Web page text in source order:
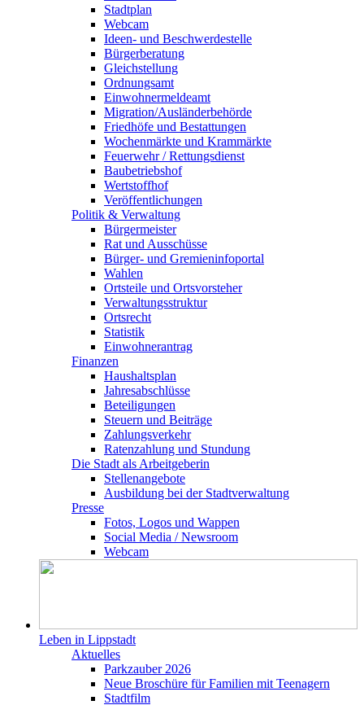
Stadtplan
Webcam
Ideen- und Beschwerdestelle
Bürgerberatung
Gleichstellung
Ordnungsamt
Einwohnermeldeamt
Migration/Ausländerbehörde
Friedhöfe und Bestattungen
Wochenmärkte und Krammärkte
Feuerwehr / Rettungsdienst
Baubetriebshof
Wertstoffhof
Veröffentlichungen
Politik & Verwaltung
Bürgermeister
Rat und Ausschüsse
Bürger- und Gremieninfoportal
Wahlen
Ortsteile und Ortsvorsteher
Verwaltungsstruktur
Ortsrecht
Statistik
Einwohnerantrag
Finanzen
Haushaltsplan
Jahresabschlüsse
Beteiligungen
Steuern und Beiträge
Zahlungsverkehr
Ratenzahlung und Stundung
Die Stadt als Arbeitgeberin
Stellenangebote
Ausbildung bei der Stadtverwaltung
Presse
Fotos, Logos und Wappen
Social Media / Newsroom
Webcam
Leben in Lippstadt
Aktuelles
Parkzauber 2026
Neue Broschüre für Familien mit Teenagern
Stadtfilm